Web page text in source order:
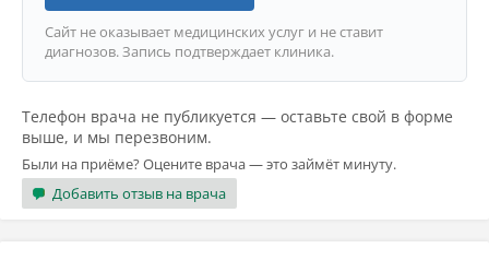
Сайт не оказывает медицинских услуг и не ставит
диагнозов. Запись подтверждает клиника.
Телефон врача не публикуется — оставьте свой в форме
выше, и мы перезвоним.
Были на приёме? Оцените врача — это займёт минуту.
Добавить отзыв на врача